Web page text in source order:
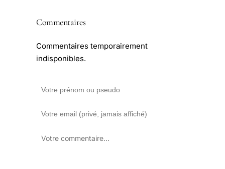
Commentaires
Commentaires temporairement
indisponibles.